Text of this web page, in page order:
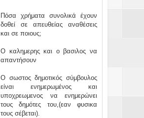
Πόσα χρήματα συνολικά έχουν
δοθεί σε απευθείας αναθέσεις
και σε ποιους;
Ο καλημερης και ο βασιλος να
απαντήσουν
Ο σωστος δημοτικός σύμβουλος
είναι ενημερωμένος και
υποχρεωμενος να ενημερώνει
τους δημότες του,(εαν φυσικα
τους σέβεται).